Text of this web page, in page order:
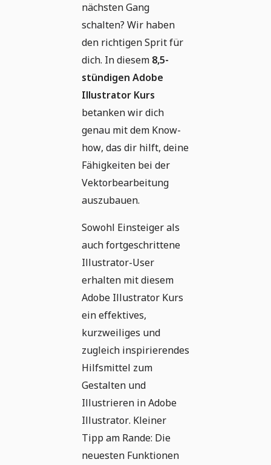
nächsten Gang
schalten? Wir haben
den richtigen Sprit für
dich. In diesem 8,5-
stündigen Adobe
Illustrator Kurs
betanken wir dich
genau mit dem Know-
how, das dir hilft, deine
Fähigkeiten bei der
Vektorbearbeitung
auszubauen.
Sowohl Einsteiger als
auch fortgeschrittene
Illustrator-User
erhalten mit diesem
Adobe Illustrator Kurs
ein effektives,
kurzweiliges und
zugleich inspirierendes
Hilfsmittel zum
Gestalten und
Illustrieren in Adobe
Illustrator. Kleiner
Tipp am Rande: Die
neuesten Funktionen